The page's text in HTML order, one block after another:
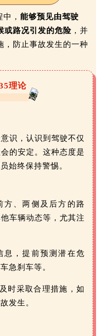
， 能够预见由驾驶
或路况引发的危险 ，并
，防止事故发生的一种
理论
识，认识到驾驶不仅
的安定。这种态度是
始终保持警惕。
方、两侧及后方的路
车辆动态等，尤其注
息，提前预测潜在危
急刹车等。
时采取合理措施，如
发生。